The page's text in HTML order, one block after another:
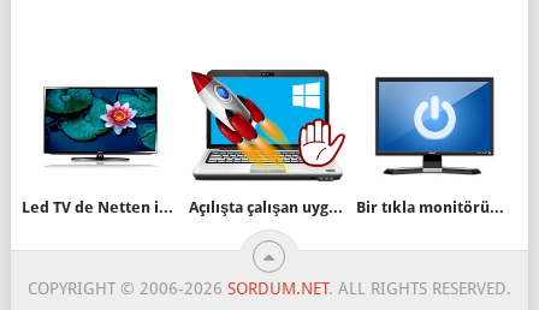
Led TV de Netten indirilen Bluray ses dili seçimi Açılışta çalışan uygulamaları Görev yöneticisi ile engelle Bir tıkla monitörünüzü kapatın
COPYRIGHT © 2006-2026 SORDUM.NET. ALL RIGHTS RESERVED.